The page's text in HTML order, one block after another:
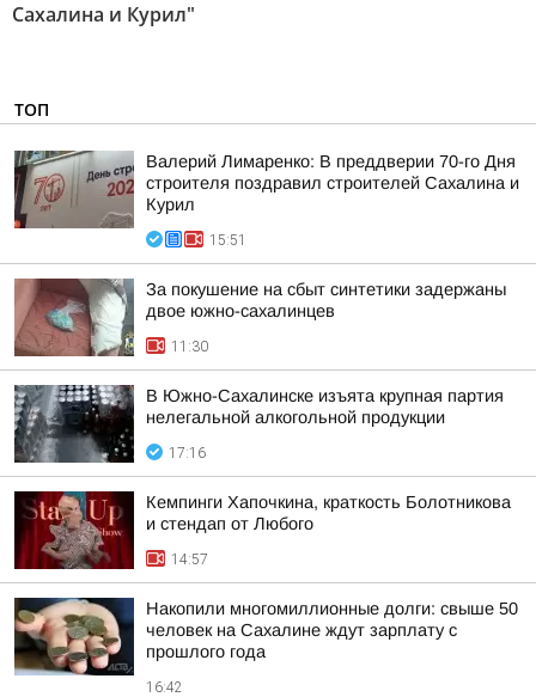
Сахалина и Курил"
ТОП
Валерий Лимаренко: В преддверии 70-го Дня
строителя поздравил строителей Сахалина и
Курил
15:51
За покушение на сбыт синтетики задержаны
двое южно-сахалинцев
11:30
В Южно-Сахалинске изъята крупная партия
нелегальной алкогольной продукции
17:16
Кемпинги Хапочкина, краткость Болотникова
и стендап от Любого
14:57
Накопили многомиллионные долги: свыше 50
человек на Сахалине ждут зарплату с
прошлого года
16:42